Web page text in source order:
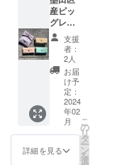
限は、
プロ
ジェク
ト終了
から2ヶ
月とな
りま
す。
方はビ
デオ通
話)にな
りま
す。 ※
備考欄
より希
望の日
程を、
プロ
ジェク
ト終了
以降で3
ボタン
の色
は、シ
ルバー
となり
ます。
※限定50
セット
での納
期とな
りま
す。
※50セッ
産ピッ
グレ
ザー
カード
ケース
(シル
バーボ
タン) 小
売価
格 税
込3,800
円
(2024年
2月以降
支援
者：
2人
お届
け予
定：
2024
年02
月
詳細を見る
こ
の
リ
タ
ー
ン
を
選